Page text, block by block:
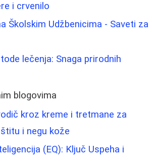
i crvenilo
Školskim Udžbenicima - Saveti za
lečenja: Snaga prirodnih
blogovima
kroz kreme i tretmane za
i negu kože
(EQ): Ključ Uspeha i